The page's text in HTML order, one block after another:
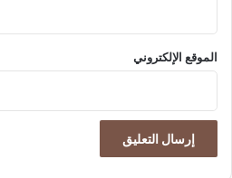
der Autos und Luxusuhren
anas
الموقع الإلكتروني